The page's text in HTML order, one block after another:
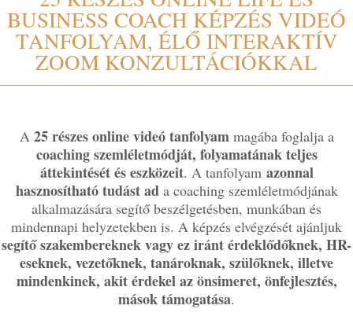
BUSINESS COACH KÉPZÉS VIDEÓ
TANFOLYAM, ÉLŐ INTERAKTÍV
ZOOM KONZULTÁCIÓKKAL
A 25 részes online videó tanfolyam magába foglalja a
coaching szemléletmódját, folyamatának teljes
áttekintését és eszközeit. A tanfolyam azonnal
hasznosítható tudást ad a coaching szemléletmódjának
alkalmazására segítő beszélgetésben, munkában és
mindennapi helyzetekben is. A képzés elvégzését ajánljuk
segítő szakembereknek vagy ez iránt érdeklődőknek, HR-
eseknek, vezetőknek, tanároknak, szülőknek, illetve
mindenkinek, akit érdekel az önsimeret, önfejlesztés,
mások támogatása.